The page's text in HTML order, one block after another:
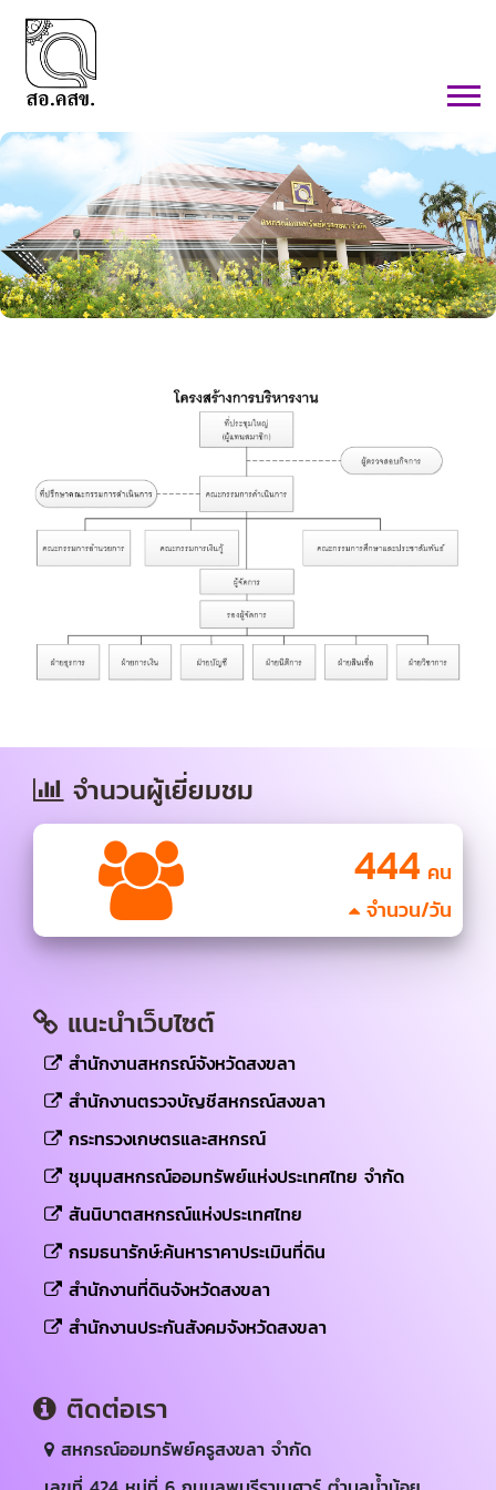
จำนวนผู้เยี่ยมชม
444 คน
จำนวน/วัน
แนะนำเว็บไซต์
สำนักงานสหกรณ์จังหวัดสงขลา
สำนักงานตรวจบัญชีสหกรณ์สงขลา
กระทรวงเกษตรและสหกรณ์
ชุมนุมสหกรณ์ออมทรัพย์แห่งประเทศไทย จำกัด
สันนิบาตสหกรณ์แห่งประเทศไทย
กรมธนารักษ์:ค้นหาราคาประเมินที่ดิน
สำนักงานที่ดินจังหวัดสงขลา
สำนักงานประกันสังคมจังหวัดสงขลา
ติดต่อเรา
สหกรณ์ออมทรัพย์ครูสงขลา จำกัด